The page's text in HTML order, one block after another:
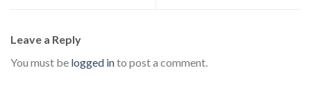
Leave a Reply
You must be logged into post a comment.